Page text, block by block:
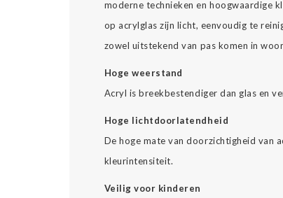
moderne technieken en hoogwaardige
op acrylglas zijn licht, eenvoudig te
zowel uitstekend van pas komen in
Hoge weerstand
Acryl is breekbestendiger dan glas en
Hoge lichtdoorlatendheid
De hoge mate van doorzichtigheid van
kleurintensiteit.
Veilig voor kinderen